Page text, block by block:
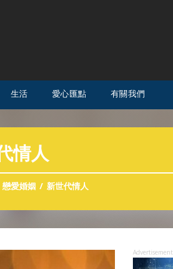
生活 愛心匯點 有關我們
情人
戀愛婚姻 新世代情人
Advertisement